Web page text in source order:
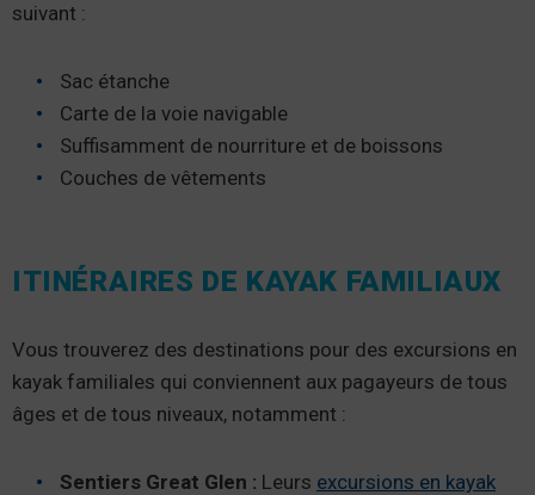
suivant :
Sac étanche
Carte de la voie navigable
Suffisamment de nourriture et de boissons
Couches de vêtements
ITINÉRAIRES DE KAYAK FAMILIAUX
Vous trouverez des destinations pour des excursions en
kayak familiales qui conviennent aux pagayeurs de tous
âges et de tous niveaux, notamment :
Sentiers Great Glen : Leurs excursions en kayak